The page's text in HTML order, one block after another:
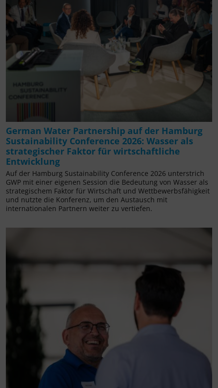
German Water Partnership auf der Hamburg
Sustainability Conference 2026: Wasser als
strategischer Faktor für wirtschaftliche
Entwicklung
Auf der Hamburg Sustainability Conference 2026 unterstrich
GWP mit einer eigenen Session die Bedeutung von Wasser als
strategischem Faktor für Wirtschaft und Wettbewerbsfähigkeit
und nutzte die Konferenz, um den Austausch mit
internationalen Partnern weiter zu vertiefen.